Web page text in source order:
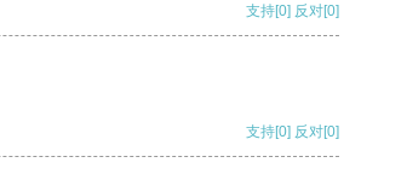
支持[0] 反对[0]
支持[0] 反对[0]